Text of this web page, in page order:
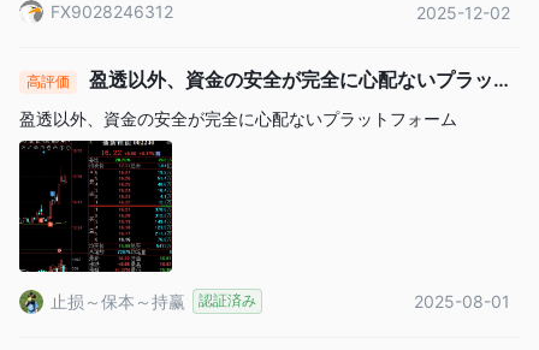
FX9028246312 2025-12-02
高評価
盈透以外、資金の安全が完全に心配ないプラット
フォーム
盈透以外、資金の安全が完全に心配ないプラットフォーム
止损～保本～持赢 認証済み 2025-08-01